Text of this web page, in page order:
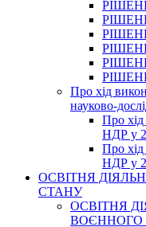
Про хід
науково-
Про хід
НДР у
Про хід
НДР у
ОСВІТНЯ
СТАНУ
ОСВІТНЯ
ВОЄННОГО